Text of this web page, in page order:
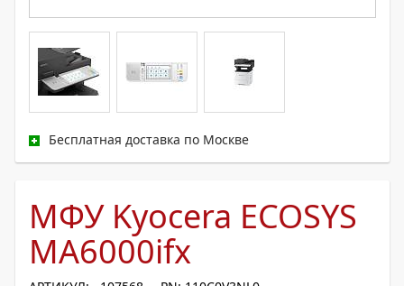
Бесплатная доставка по Москве
МФУ Kyocera ECOSYS
MA6000ifx